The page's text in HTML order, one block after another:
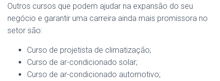
Outros cursos que podem ajudar na expansão do seu
negócio e garantir uma carreira ainda mais promissora no
setor são:
Curso de projetista de climatização;
Curso de ar-condicionado solar;
Curso de ar-condicionado automotivo;